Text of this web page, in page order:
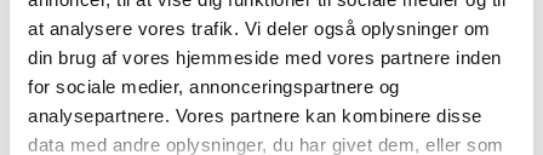
at analysere vores trafik. Vi deler også oplysninger om
din brug af vores hjemmeside med vores partnere inden
for sociale medier, annonceringspartnere og
analysepartnere. Vores partnere kan kombinere disse
data med andre oplysninger, du har givet dem, eller som
Workwear.